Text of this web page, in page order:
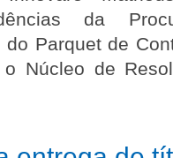
da
Parquet de
Núcleo de